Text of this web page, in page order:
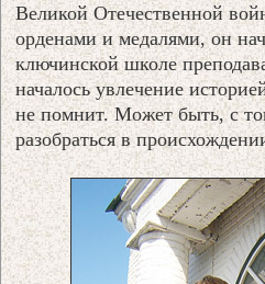
Великой Отечественной
орденами и медалями, он
ключинской школе
началось увлечение
не помнит. Может быть, с
разобраться в